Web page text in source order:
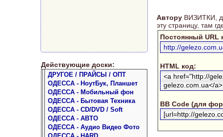
Действующие доски:
ДРУГОЕ / ПРАЙСЫ / ОПТ
ОДЕССА - НоутБук, Планшет
ОДЕССА - Мобильный фон
ОДЕССА - Бытовая Техника
ОДЕССА - CD/DVD / Soft
ОДЕССА - АВТО
ОДЕССА - Аудио Видео Фото
АвторуВИЗИТКИ,
эту страницу, там
Постоянный URL
http://
HTML код:
<a href="http://
gelezo.com.ua</a>
BB Code (для
[url=http://